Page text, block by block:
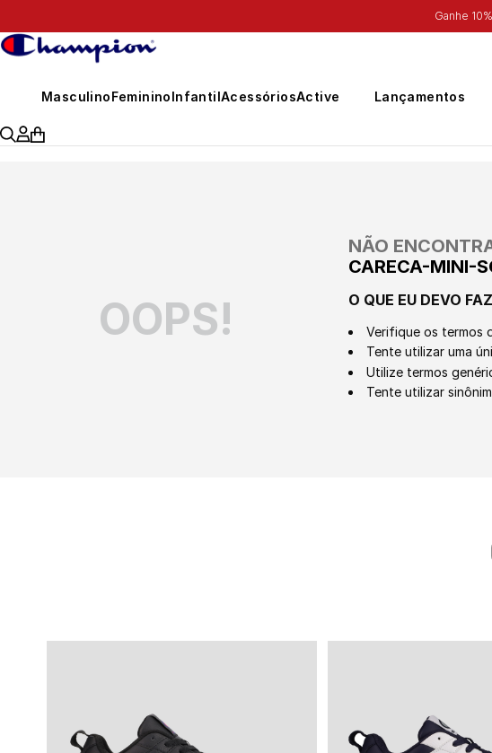
Ganhe
MasculinoFemininoInfantilAcessóriosActive Lançamentos
OOPS!
NÃO
CARECA-MINI-
O QUE EU DEVO
Verifique os termos
Tente utilizar uma
Utilize termos
Tente utilizar